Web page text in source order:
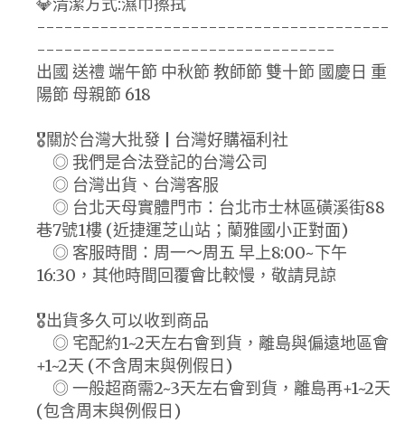
---------------------------------------
---------------------------------
出國 送禮 端午節 中秋節 教師節 雙十節 國慶日 重
陽節 母親節 618
🎖️關於台灣大批發 | 台灣好購福利社
◎ 我們是合法登記的台灣公司
◎ 台灣出貨、台灣客服
◎ 台北天母實體門市：台北市士林區磺溪街88
巷7號1樓 (近捷運芝山站；蘭雅國小正對面)
◎ 客服時間：周一～周五 早上8:00~下午
16:30，其他時間回覆會比較慢，敬請見諒
🎖️出貨多久可以收到商品
◎ 宅配約1~2天左右會到貨，離島與偏遠地區會
+1~2天 (不含周末與例假日)
◎ 一般超商需2~3天左右會到貨，離島再+1~2天
(包含周末與例假日)